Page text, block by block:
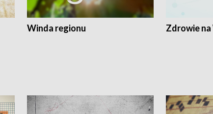
Winda regionu Zdrowie na